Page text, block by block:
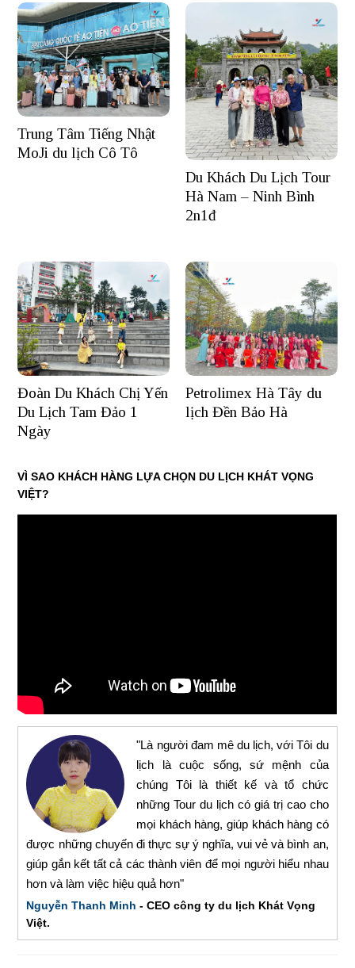
Trung Tâm Tiếng Nhật
MoJi du lịch Cô Tô
Du Khách Du Lịch Tour
Hà Nam – Ninh Bình
2n1đ
Đoàn Du Khách Chị Yến
Du Lịch Tam Đảo 1
Ngày
Petrolimex Hà Tây du
lịch Đền Bảo Hà
VÌ SAO KHÁCH HÀNG LỰA CHỌN DU LỊCH KHÁT VỌNG
VIỆT?
"Là người đam mê du lịch, với Tôi du
lịch là cuộc sống, sứ mệnh của
chúng Tôi là thiết kế và tổ chức
những Tour du lịch có giá trị cao cho
mọi khách hàng, giúp khách hàng có
được những chuyến đi thực sự ý nghĩa, vui vẻ và bình an,
giúp gắn kết tất cả các thành viên để mọi người hiểu nhau
hơn và làm việc hiệu quả hơn"
Nguyễn Thanh Minh - CEO công ty du lịch Khát Vọng
Việt.